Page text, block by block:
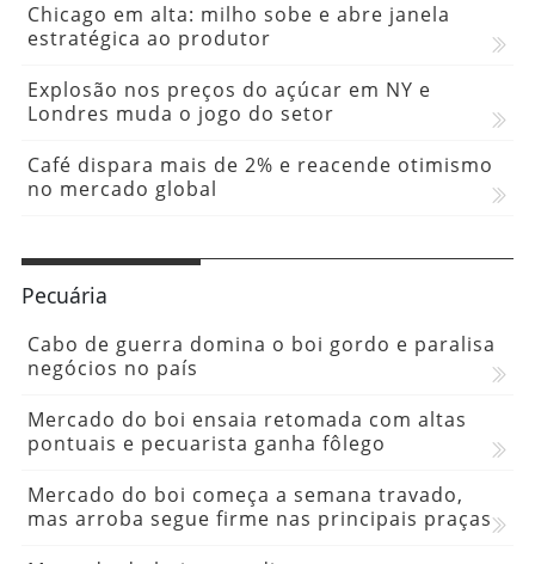
Chicago em alta: milho sobe e abre janela
estratégica ao produtor
Explosão nos preços do açúcar em NY e
Londres muda o jogo do setor
Café dispara mais de 2% e reacende otimismo
no mercado global
Pecuária
Cabo de guerra domina o boi gordo e paralisa
negócios no país
Mercado do boi ensaia retomada com altas
pontuais e pecuarista ganha fôlego
Mercado do boi começa a semana travado,
mas arroba segue firme nas principais praças